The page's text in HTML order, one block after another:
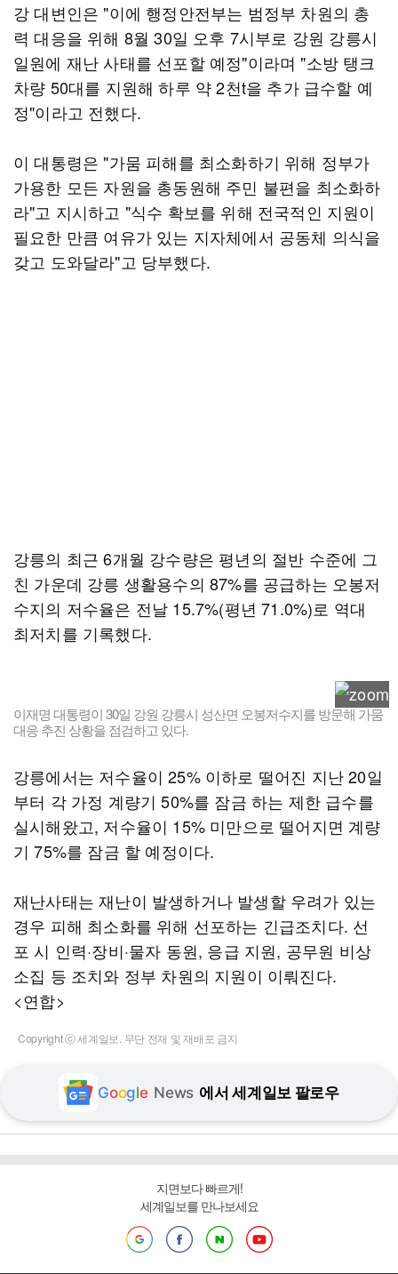
강 대변인은 "이에 행정안전부는 범정부 차원의 총
력 대응을 위해 8월 30일 오후 7시부로 강원 강릉시
일원에 재난 사태를 선포할 예정"이라며 "소방 탱크
차량 50대를 지원해 하루 약 2천t을 추가 급수할 예
정"이라고 전했다.
이 대통령은 "가뭄 피해를 최소화하기 위해 정부가
가용한 모든 자원을 총동원해 주민 불편을 최소화하
라"고 지시하고 "식수 확보를 위해 전국적인 지원이
필요한 만큼 여유가 있는 지자체에서 공동체 의식을
갖고 도와달라"고 당부했다.
강릉의 최근 6개월 강수량은 평년의 절반 수준에 그
친 가운데 강릉 생활용수의 87%를 공급하는 오봉저
수지의 저수율은 전날 15.7%(평년 71.0%)로 역대
최저치를 기록했다.
이재명 대통령이 30일 강원 강릉시 성산면 오봉저수지를 방문해 가뭄
대응 추진 상황을 점검하고 있다.
강릉에서는 저수율이 25% 이하로 떨어진 지난 20일
부터 각 가정 계량기 50%를 잠금 하는 제한 급수를
실시해왔고, 저수율이 15% 미만으로 떨어지면 계량
기 75%를 잠금 할 예정이다.
재난사태는 재난이 발생하거나 발생할 우려가 있는
경우 피해 최소화를 위해 선포하는 긴급조치다. 선
포 시 인력·장비·물자 동원, 응급 지원, 공무원 비상
소집 등 조치와 정부 차원의 지원이 이뤄진다.
<연합>
Copyright ⓒ 세계일보. 무단 전재 및 재배포 금지
Google News 에서 세계일보 팔로우
지면보다 빠르게!
세계일보를 만나보세요